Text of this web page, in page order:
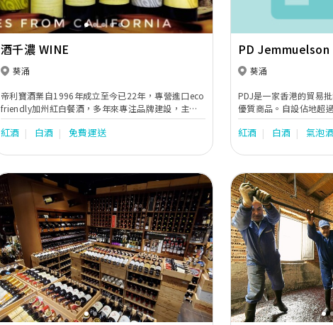
酒千濃 WINE
葵涌
帝利寶酒業自1996年成立至今已22年，專營進口eco
friendly加州紅白餐酒，多年來專注品牌建設，主要
業務大小批發至酒店、酒樓及中西食肆、直銷給公司
客戶、靈活的本地送貨服務，歡迎查詢報價。
紅酒 白酒 免費運送
PD
葵涌
PDJ是一家香港的貿易
優質商品。自設佔地超
專業而具備國際背景的
佔領市場。
紅酒 白酒 氣泡
Previous Next Previous